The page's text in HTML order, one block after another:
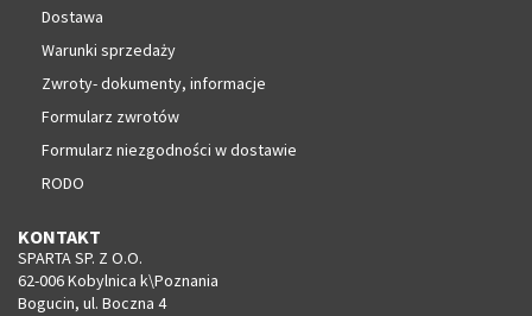
Dostawa
Warunki sprzedaży
Zwroty- dokumenty, informacje
Formularz zwrotów
Formularz niezgodności w dostawie
RODO
KONTAKT
SPARTA SP. Z O.O.
62-006 Kobylnica k\Poznania
Bogucin, ul. Boczna 4